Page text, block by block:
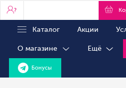
?
Каталог Акции
О магазине Ещё
Бонусы